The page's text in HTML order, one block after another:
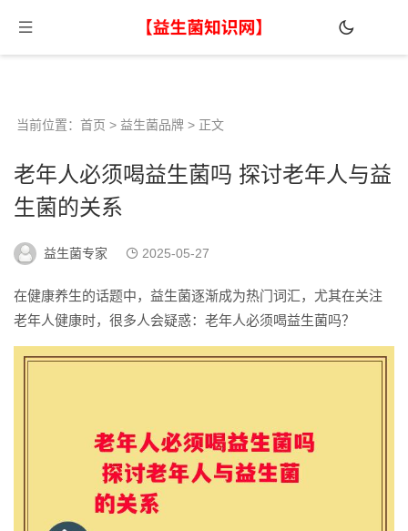
当前位置： 首页 > 益生菌品牌 > 正文
老年人必须喝益生菌吗 探讨老年人与益
生菌的关系
益生菌专家 2025-05-27
在健康养生的话题中，益生菌逐渐成为热门词汇，尤其在关注
老年人健康时，很多人会疑惑：老年人必须喝益生菌吗？